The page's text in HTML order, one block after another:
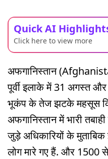
Quick AI
Click here to view more
अफगानिस्तान
पूर्वी इलाके में 31 अगस्त और
भूकंप के तेज झटके महसूस
अफगानिस्तान में भारी
जुड़े अधिकारियों के
लोग मारे गए हैं. और 1500